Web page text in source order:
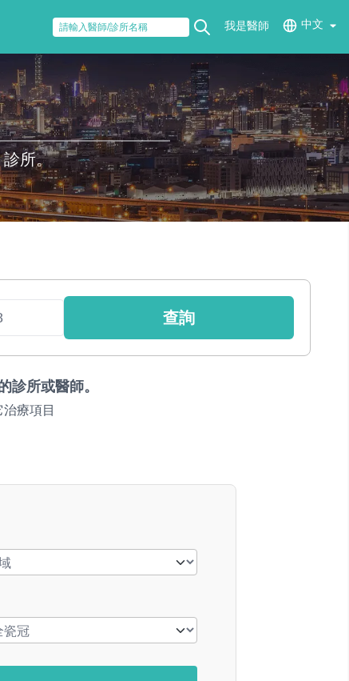
我是醫師 中文
診所。
查詢
診所或醫師。
療項目